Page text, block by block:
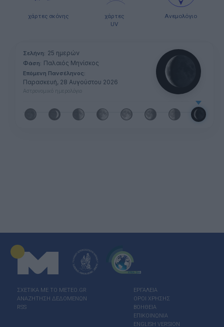
χάρτες σκόνης
χάρτες
UV
Ανεμολόγιο
Σελήνη: 25 ημερών
Φάση: Παλαιός Μηνίσκος
Επόμενη Πανσέληνος:
Παρασκευή, 28 Αυγούστου 2026
Αστρονομικό ημερολόγιο
ΣΧΕΤΙΚΑ ΜΕ ΤΟ ΜΕΤΕΟ.GR
ΑΝΑΖΗΤΗΣΗ ΔΕΔΟΜΕΝΩΝ
RSS
ΕΡΓΑΛΕΙΑ
ΟΡΟΙ ΧΡΗΣΗΣ
ΒΟΗΘΕΙΑ
ΕΠΙΚΟΙΝΩΝΙΑ
ENGLISH VERSION